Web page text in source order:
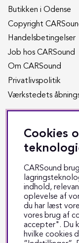
Butikken i Odense
Copyright
Handelsbetingelser
Job hos CARSound
Om CARSound
Privatlivspolitik
Værkstedets
Fragt & levering
Track & trace
Kontakt os
Cookies
CARSound
indhold,
oplevelse af
du har læst
vores brug af
accepter". Du
hvilke cookies